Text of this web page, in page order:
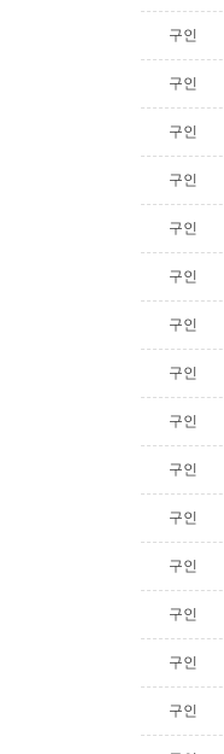
구인
구인
구인
구인
구인
구인
구인
구인
구인
구인
구인
구인
구인
구인
구인